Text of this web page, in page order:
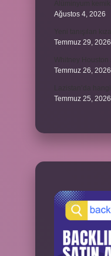
Ağustos 4, 2026
Temmuz 29, 2026
Temmuz 26, 2026
Temmuz 25, 2026